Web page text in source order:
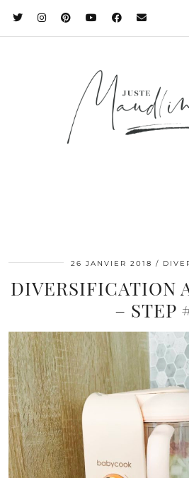
26 JANVIER 2018
DIVERSIFICATION
– STEP